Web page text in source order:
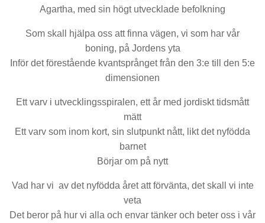
Agartha, med sin högt utvecklade befolkning
Som skall hjälpa oss att finna vägen, vi som har vår
boning, på Jordens yta
Inför det förestående kvantsprånget från den 3:e till den 5:e
dimensionen
Ett varv i utvecklingsspiralen, ett år med jordiskt tidsmått
mätt
Ett varv som inom kort, sin slutpunkt nått, likt det nyfödda
barnet
Börjar om på nytt
Vad har vi av det nyfödda året att förvänta, det skall vi inte
veta
Det beror på hur vi alla och envar tänker och beter oss i vår